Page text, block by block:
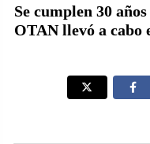
Se cumplen 30
OTAN llevó a cabo